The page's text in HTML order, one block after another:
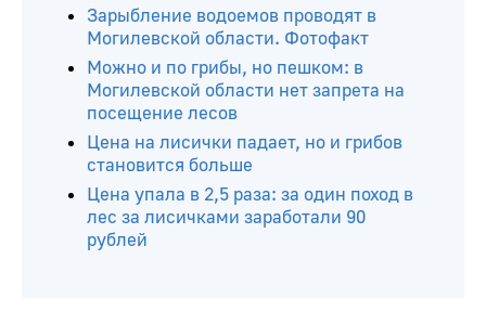
Зарыбление водоемов проводят в
Могилевской области. Фотофакт
Можно и по грибы, но пешком: в
Могилевской области нет запрета на
посещение лесов
Цена на лисички падает, но и грибов
становится больше
Цена упала в 2,5 раза: за один поход в
лес за лисичками заработали 90
рублей